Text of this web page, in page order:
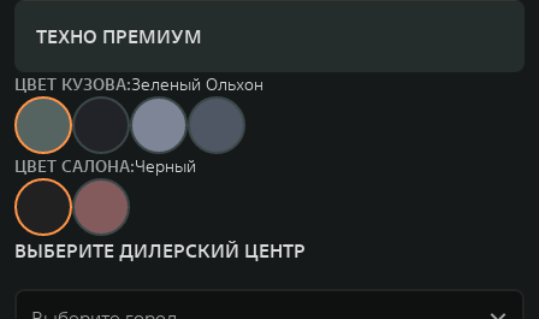
ТЕХНО ПРЕМИУМ
ЦВЕТ КУЗОВА:Зеленый Ольхон
ЦВЕТ САЛОНА:Черный
ВЫБЕРИТЕ ДИЛЕРСКИЙ ЦЕНТР